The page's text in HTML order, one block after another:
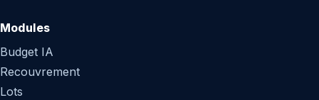
Modules
Budget IA
Recouvrement
Lots